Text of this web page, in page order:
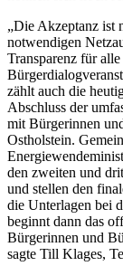
„Die Akzeptanz ist
notwendigen
Transparenz für
zählt auch die
Abschluss der
mit Bürgerinnen
Ostholstein.
den zweiten und
und stellen den
die Unterlagen bei
beginnt dann das
Bürgerinnen und
sagte Till Klages,